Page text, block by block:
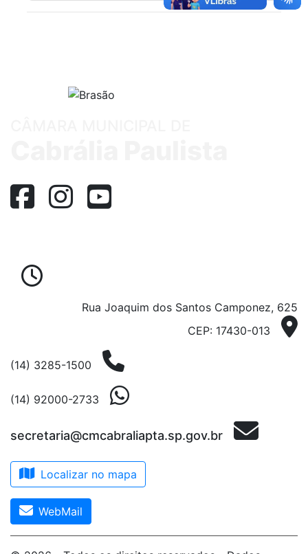
Rua Joaquim dos Santos Camponez, 625
CEP: 17430-013
(14) 3285-1500
(14) 92000-2733
secretaria@cmcabraliapta.sp.gov.br
Localizar no mapa
WebMail